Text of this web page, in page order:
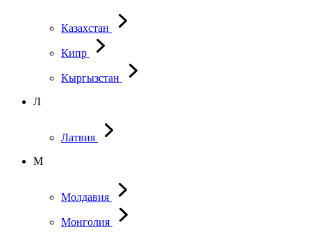
Казахстан
Кипр
Кыргызстан
Л
Латвия
М
Молдавия
Монголия